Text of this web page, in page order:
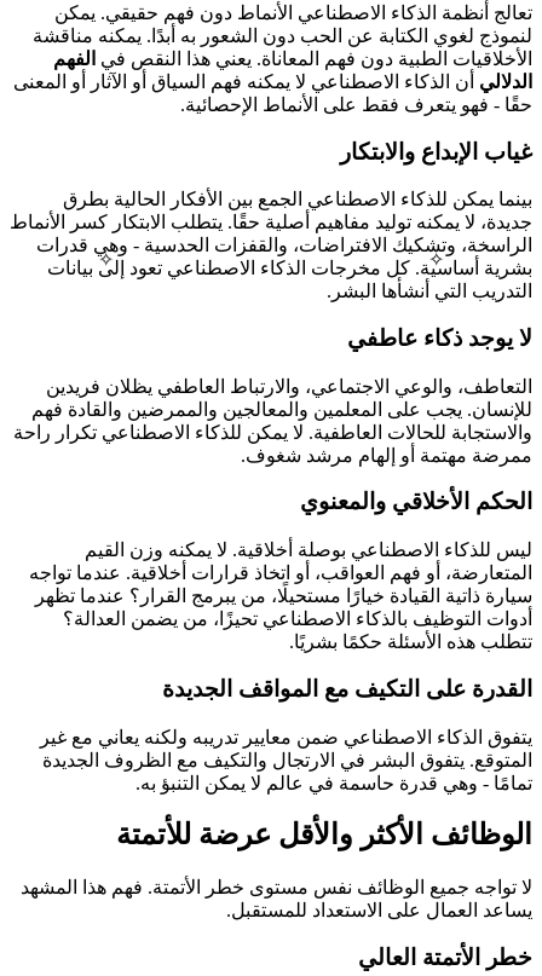
✧ ✧
تعالج أنظمة الذكاء الاصطناعي الأنماط دون فهم حقيقي. يمكن
لنموذج لغوي الكتابة عن الحب دون الشعور به أبدًا. يمكنه مناقشة
الأخلاقيات الطبية دون فهم المعاناة. يعني هذا النقص في الفهم
الدلالي أن الذكاء الاصطناعي لا يمكنه فهم السياق أو الآثار أو المعنى
حقًا - فهو يتعرف فقط على الأنماط الإحصائية.
غياب الإبداع والابتكار
بينما يمكن للذكاء الاصطناعي الجمع بين الأفكار الحالية بطرق
جديدة، لا يمكنه توليد مفاهيم أصلية حقًا. يتطلب الابتكار كسر الأنماط
الراسخة، وتشكيك الافتراضات، والقفزات الحدسية - وهي قدرات
بشرية أساسية. كل مخرجات الذكاء الاصطناعي تعود إلى بيانات
التدريب التي أنشأها البشر.
لا يوجد ذكاء عاطفي
التعاطف، والوعي الاجتماعي، والارتباط العاطفي يظلان فريدين
للإنسان. يجب على المعلمين والمعالجين والممرضين والقادة فهم
والاستجابة للحالات العاطفية. لا يمكن للذكاء الاصطناعي تكرار راحة
ممرضة مهتمة أو إلهام مرشد شغوف.
الحكم الأخلاقي والمعنوي
ليس للذكاء الاصطناعي بوصلة أخلاقية. لا يمكنه وزن القيم
المتعارضة، أو فهم العواقب، أو اتخاذ قرارات أخلاقية. عندما تواجه
سيارة ذاتية القيادة خيارًا مستحيلًا، من يبرمج القرار؟ عندما تظهر
أدوات التوظيف بالذكاء الاصطناعي تحيزًا، من يضمن العدالة؟
تتطلب هذه الأسئلة حكمًا بشريًا.
القدرة على التكيف مع المواقف الجديدة
يتفوق الذكاء الاصطناعي ضمن معايير تدريبه ولكنه يعاني مع غير
المتوقع. يتفوق البشر في الارتجال والتكيف مع الظروف الجديدة
تمامًا - وهي قدرة حاسمة في عالم لا يمكن التنبؤ به.
الوظائف الأكثر والأقل عرضة للأتمتة
لا تواجه جميع الوظائف نفس مستوى خطر الأتمتة. فهم هذا المشهد
يساعد العمال على الاستعداد للمستقبل.
خطر الأتمتة العالي